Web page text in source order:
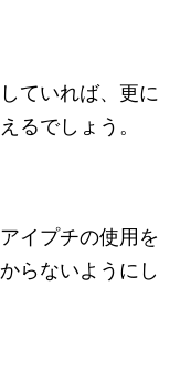
ていれば、更に
るでしょう。
イプチの使用を
らないようにし